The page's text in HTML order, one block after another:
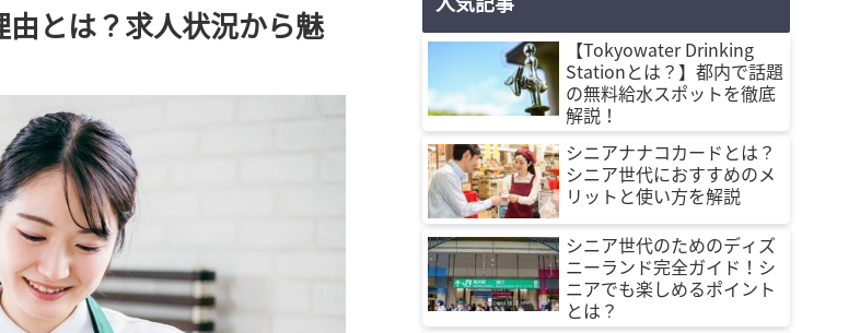
とは？求人状況から魅
【Tokyowater Drinking
Stationとは？】都内で話題
の無料給水スポットを徹底
解説！
シニアナナコカードとは？
シニア世代におすすめのメ
リットと使い方を解説
シニア世代のためのディズ
ニーランド完全ガイド！シ
ニアでも楽しめるポイント
とは？